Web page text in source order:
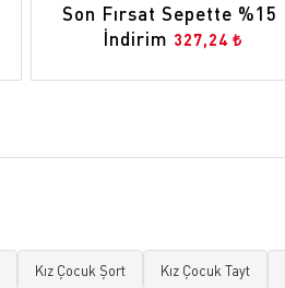
Son Fırsat Sepette %15
İndirim 327,24 ₺
Kız Çocuk Şort Kız Çocuk Tayt